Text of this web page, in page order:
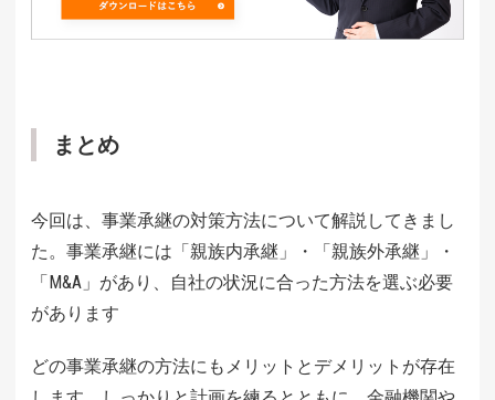
まとめ
今回は、事業承継の対策方法について解説してきまし
た。事業承継には「親族内承継」・「親族外承継」・
「M&A」があり、自社の状況に合った方法を選ぶ必要
があります
どの事業承継の方法にもメリットとデメリットが存在